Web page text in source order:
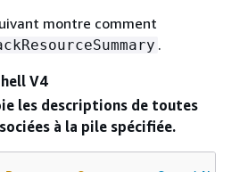
montre comment
.
V4
les descriptions de toutes
à la pile spécifiée.